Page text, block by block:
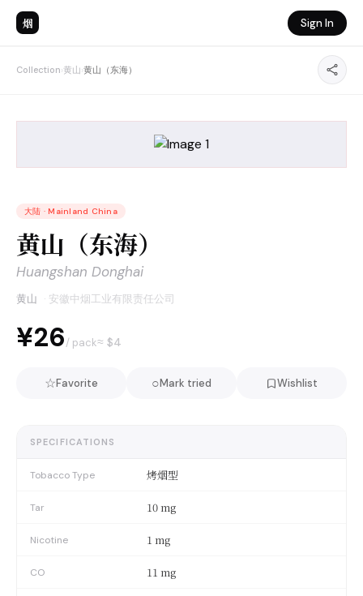
烟 Sign In
Collection›黄山›黄山（东海）
大陆 · Mainland China
黄山（东海）
Huangshan Donghai
黄山 · 安徽中烟工业有限责任公司
¥26/ pack≈ $4
☆Favorite ○Mark tried Wishlist
SPECIFICATIONS
Tobacco Type 烤烟型
Tar 10 mg
Nicotine 1 mg
CO 11 mg